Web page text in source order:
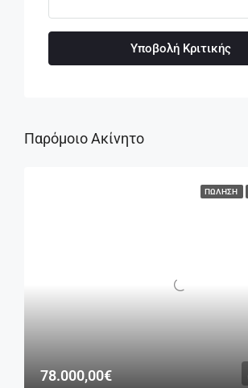
Υποβολή Κριτικής
Παρόμοιο Ακίνητο
ΠΏΛΗΣΗ
78.000,00€